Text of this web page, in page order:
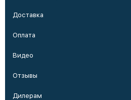
Доставка
Оплата
Видео
Отзывы
Дилерам